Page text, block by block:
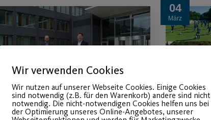
04
März
Wir verwenden Cookies
Wir nutzen auf unserer Webseite Cookies. Einige Cookies
sind notwendig (z.B. für den Warenkorb) andere sind nicht
notwendig. Die nicht-notwendigen Cookies helfen uns bei
der Optimierung unseres Online-Angebotes, unserer